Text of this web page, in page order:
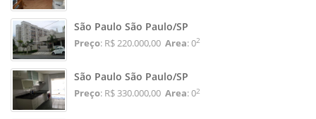
São Paulo São Paulo/SP
Preço: R$ 220.000,00 Area: 02
São Paulo São Paulo/SP
Preço: R$ 330.000,00 Area: 02